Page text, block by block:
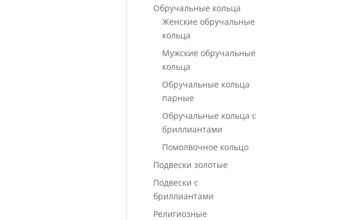
Обручальные кольца
Женские обручальные
кольца
Мужские обручальные
кольца
Обручальные кольца
парные
Обручальные кольца с
бриллиантами
Помолвочное кольцо
Подвески золотые
Подвески с
бриллиантами
Религиозные